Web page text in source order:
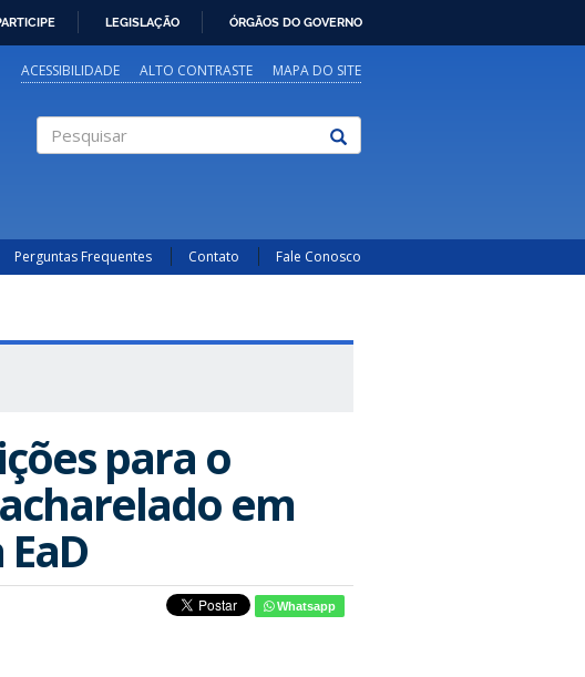
LEGISLAÇÃO ÓRGÃOS DO GOVERNO
ACESSIBILIDADE ALTO CONTRASTE MAPA DO SITE
Perguntas Frequentes Contato Fale Conosco
para o
em
Whatsapp